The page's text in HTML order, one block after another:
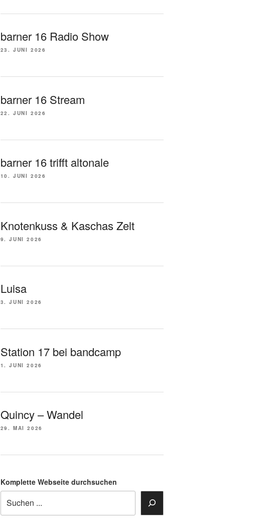
barner 16 Radio Show
23. JUNI 2026
barner 16 Stream
22. JUNI 2026
barner 16 trifft altonale
10. JUNI 2026
Knotenkuss & Kaschas Zelt
9. JUNI 2026
Luisa
3. JUNI 2026
Station 17 bei bandcamp
1. JUNI 2026
Quincy – Wandel
29. MAI 2026
Komplette Webseite durchsuchen